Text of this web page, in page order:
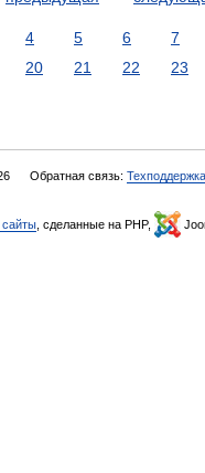
4 5 6 7
20 21 22 23
Обратная связь: Техподдержка
сайты , сделанные на PHP,